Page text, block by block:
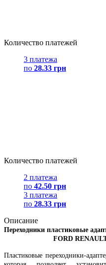
Количество платежей
3 платежа
по 28.33 грн
Количество платежей
2 платежа
по 42.50 грн
3 платежа
по 28.33 грн
Описание
Переходники пластиковые
FORD
Пластиковые переходники-